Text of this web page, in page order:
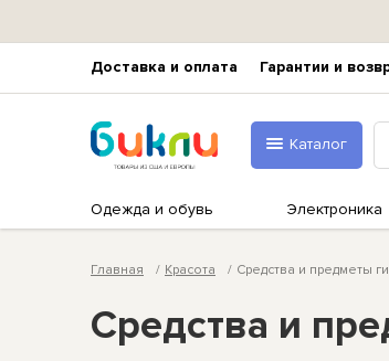
Доставка и оплата Гарантии и
Каталог
Одежда и обувь Электроника
Главная Красота Средства и предметы
Средства и